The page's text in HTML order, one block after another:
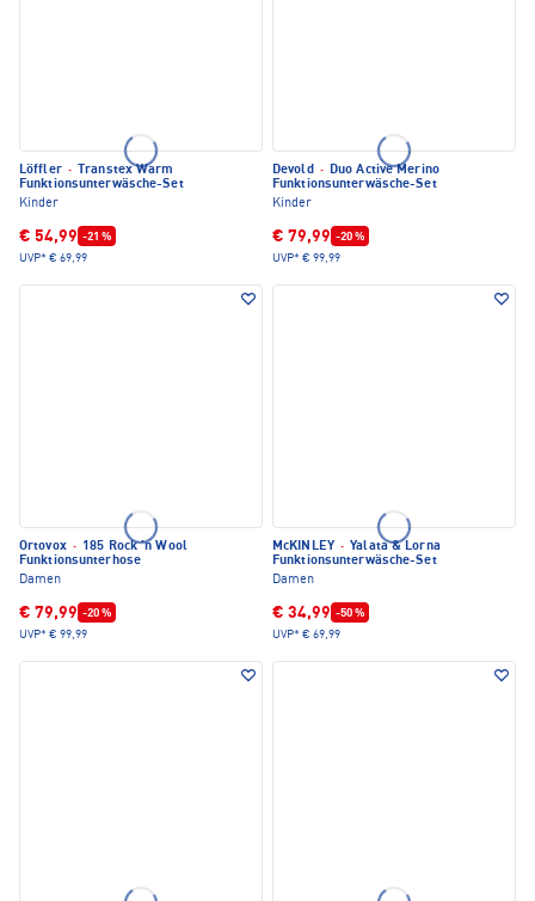
Löffler ·
Transtex Warm
Funktionsunterwäsche-Set
Kinder
€ 54,99 -21 %
UVP* € 69,99
Devold · Duo Active Merino
Funktionsunterwäsche-Set
Kinder
€ 79,99 -20 %
UVP* € 99,99
Ortovox · 185 Rock 'n Wool
Funktionsunterhose
Damen
€ 79,99 -20 %
UVP* € 99,99
McKINLEY · Yalata & Lorna
Funktionsunterwäsche-Set
Damen
€ 34,99 -50 %
UVP* € 69,99